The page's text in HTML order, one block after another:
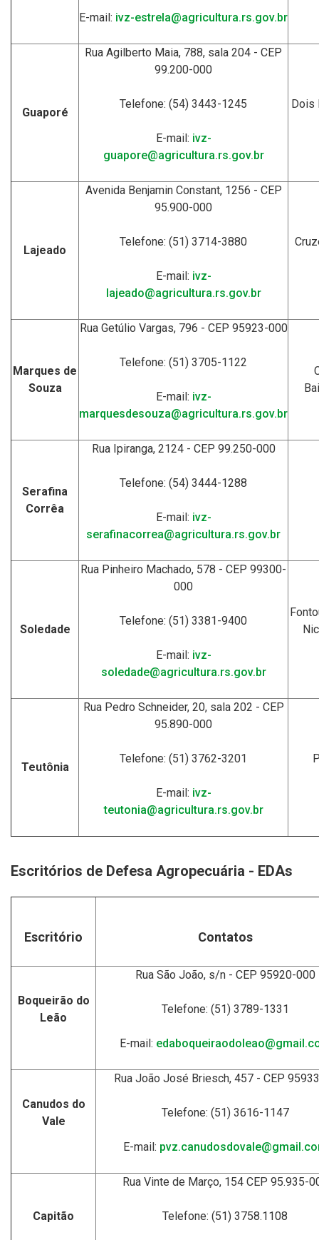
E-mail: ivz-estrela@agricultura.rs.gov.br
Guaporé
Rua Agilberto Maia, 788, sala 204 - CEP
99.200-000
Telefone: (54) 3443-1245
E-mail: ivz-
guapore@agricultura.rs.gov.br
Dois
Lajeado
Avenida Benjamin Constant, 1256 - CEP
95.900-000
Telefone: (51) 3714-3880
E-mail: ivz-
lajeado@agricultura.rs.gov.br
Marques de
Souza
Rua Getúlio Vargas, 796 - CEP 95923-000
Telefone: (51) 3705-1122
E-mail: ivz-
marquesdesouza@agricultura.rs.gov.br
Serafina
Corrêa
Rua Ipiranga, 2124 - CEP 99.250-000
Telefone: (54) 3444-1288
E-mail: ivz-
serafinacorrea@agricultura.rs.gov.br
Soledade
Rua Pinheiro Machado, 578 - CEP 99300-
000
Telefone: (51) 3381-9400
E-mail: ivz-
soledade@agricultura.rs.gov.br
Teutônia
Rua Pedro Schneider, 20, sala 202 - CEP
95.890-000
Telefone: (51) 3762-3201
E-mail: ivz-
teutonia@agricultura.rs.gov.br
Escritórios de Defesa Agropecuária - EDAs
Escritório Contatos
Boqueirão do
Leão
Rua São João, s/n - CEP 95920-000
Telefone: (51) 3789-1331
E-mail:
Canudos do
Vale
Rua João José Briesch, 457 - CEP
Telefone: (51) 3616-1147
E-mail:
Capitão
Rua Vinte de Março, 154 CEP 95.935-
Telefone: (51) 3758.1108